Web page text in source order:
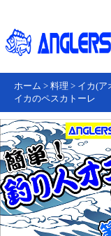
ホーム > 料理 > イカ(ア
イカのペスカトーレ